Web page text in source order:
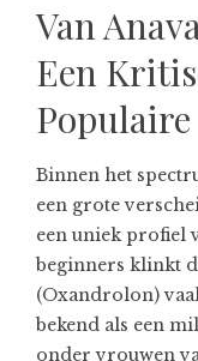
Van
Een
Binnen het
een grote
een uniek profiel
beginners klinkt
(Oxandrolon)
bekend als een
onder vrouwen